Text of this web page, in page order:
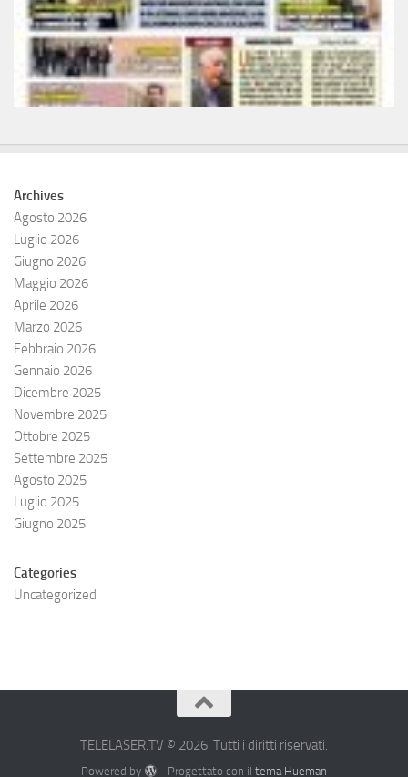
Archives
Agosto 2026
Luglio 2026
Giugno 2026
Maggio 2026
Aprile 2026
Marzo 2026
Febbraio 2026
Gennaio 2026
Dicembre 2025
Novembre 2025
Ottobre 2025
Settembre 2025
Agosto 2025
Luglio 2025
Giugno 2025
Categories
Uncategorized
TELELASER.TV © 2026. Tutti i diritti riservati.
Powered by - Progettato con il tema Hueman